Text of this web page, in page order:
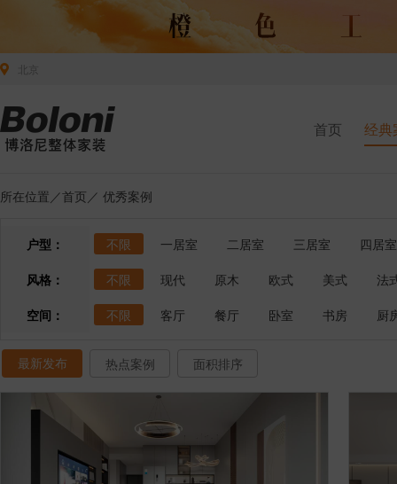
首页 经典
所在位置／首页 ／ 优秀案例
户型： 不限 一居室 二居室 三居室
四居室
风格：
不限 现代 原木 欧式 美式
法
空间：
不限 客厅 餐厅 卧室 书房 厨
最新发布 热点案例 面积排序